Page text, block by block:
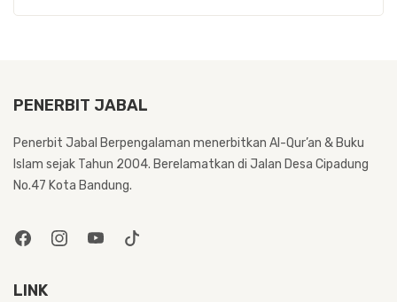
PENERBIT JABAL
Penerbit Jabal Berpengalaman menerbitkan Al-Qur’an & Buku
Islam sejak Tahun 2004. Berelamatkan di Jalan Desa Cipadung
No.47 Kota Bandung.
LINK